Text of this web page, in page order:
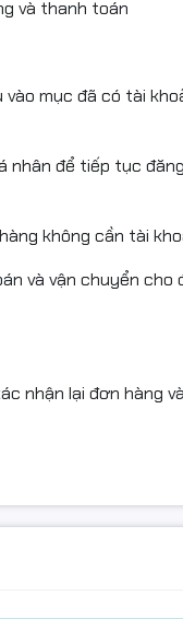
khi kiểm tra xong
tư vấn, kiểm tra
định của sàn/shop.
và thanh toán
vào mục đã có tài
nhân để tiếp tục
không cần tài
và vận chuyển cho
nhận lại đơn hàng
#CanonPIXMA
#CISS